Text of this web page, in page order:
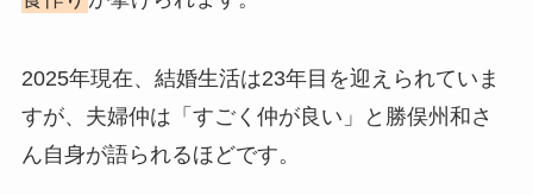
2025年現在、結婚生活は23年目を迎えられていま
すが、夫婦仲は「すごく仲が良い」と勝俣州和さ
ん自身が語られるほどです。